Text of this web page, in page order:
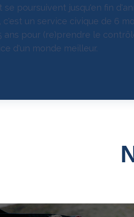
poursuivent jusqu'en fin
c'est un service civique de 6
ans pour (re)prendre le
d'un monde meilleur.